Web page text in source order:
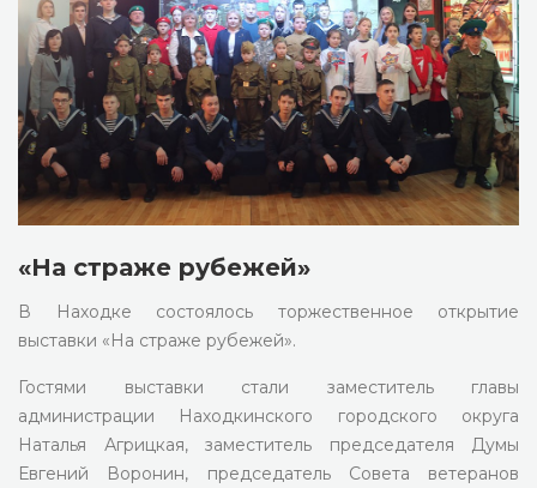
«На страже рубежей»
В Находке состоялось торжественное открытие
выставки «На страже рубежей».
Гостями выставки стали заместитель главы
администрации Находкинского городского округа
Наталья Агрицкая, заместитель председателя Думы
Евгений Воронин, председатель Совета ветеранов